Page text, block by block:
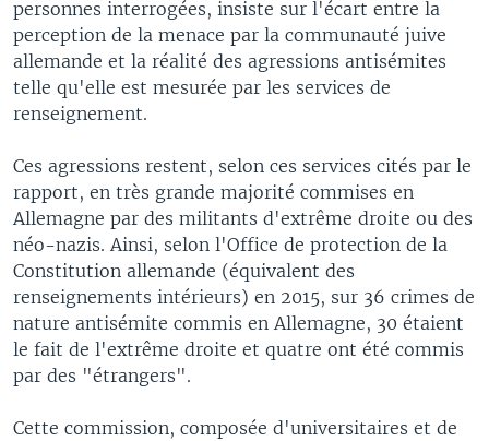
personnes interrogées, insiste sur l'écart entre la
perception de la menace par la communauté juive
allemande et la réalité des agressions antisémites
telle qu'elle est mesurée par les services de
renseignement.
Ces agressions restent, selon ces services cités par le
rapport, en très grande majorité commises en
Allemagne par des militants d'extrême droite ou des
néo-nazis. Ainsi, selon l'Office de protection de la
Constitution allemande (équivalent des
renseignements intérieurs) en 2015, sur 36 crimes de
nature antisémite commis en Allemagne, 30 étaient
le fait de l'extrême droite et quatre ont été commis
par des "étrangers".
Cette commission, composée d'universitaires et de